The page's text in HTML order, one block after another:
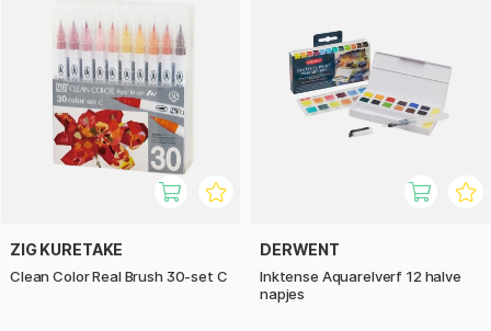
ZIG KURETAKE
Clean Color Real Brush 30-set C
DERWENT
Inktense Aquarelverf 12 halve
napjes